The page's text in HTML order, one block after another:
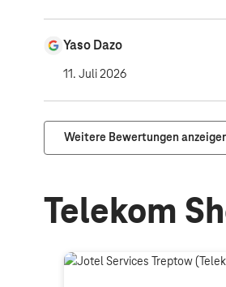
Yaso Dazo
11. Juli 2026
Weitere Bewertungen
Telekom